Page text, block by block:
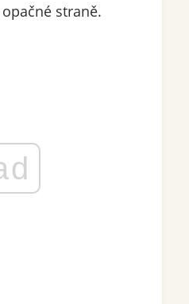
straně.